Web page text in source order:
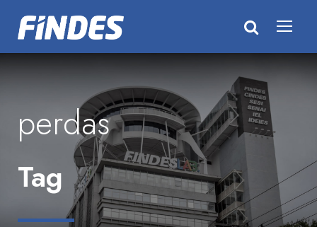
perdas
Tag